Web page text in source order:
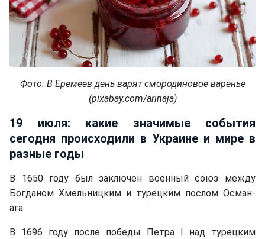
Фото: В Еремеев день варят смородиновое варенье
(pixabay.com/arinaja)
19 июля: какие значимые события
сегодня происходили в Украине и мире в
разные годы
В 1650 году был заключен военный союз между
Богданом Хмельницким и турецким послом Осман-
ага.
В 1696 году после победы Петра I над турецким